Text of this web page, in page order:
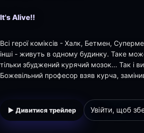
It's Alive!!
Всі герої коміксів - Халк, Бетмен,
інші - живуть в одному будинку. Таке
тільки збуджений курячий мозок... Так і
Божевільний професор взяв курча,
Мозок Робокурча рвет на частини! Ну,…
▶ Дивитися трейлер Увійти, щоб